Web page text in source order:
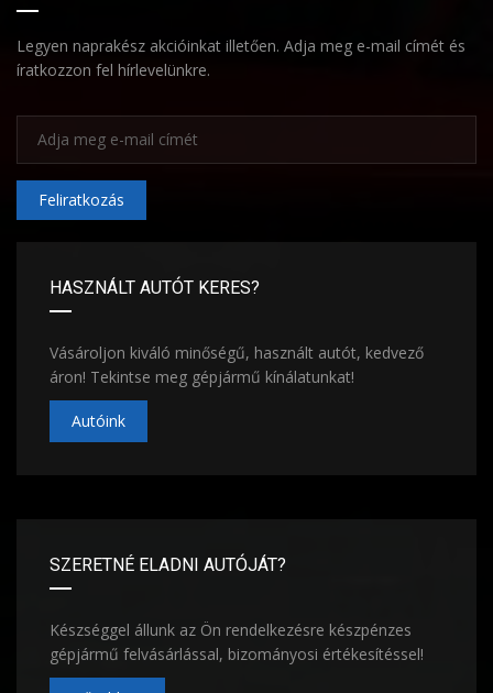
Legyen naprakész akcióinkat illetően. Adja meg e-mail címét és
íratkozzon fel hírlevelünkre.
Feliratkozás
HASZNÁLT AUTÓT KERES?
Vásároljon kiváló minőségű, használt autót, kedvező
áron! Tekintse meg gépjármű kínálatunkat!
Autóink
SZERETNÉ ELADNI AUTÓJÁT?
Készséggel állunk az Ön rendelkezésre készpénzes
gépjármű felvásárlással, bizományosi értékesítéssel!